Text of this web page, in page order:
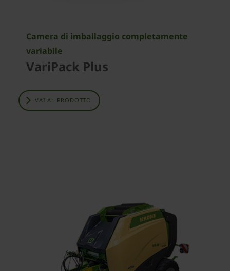
Camera di imballaggio completamente
variabile
VariPack Plus
VAI AL PRODOTTO